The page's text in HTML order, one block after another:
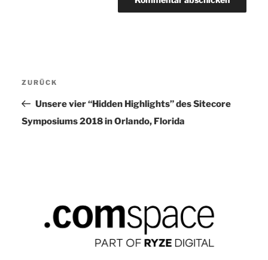
Vorheriger
Beitrag
ZURÜCK
Unsere vier “Hidden Highlights” des Sitecore
Symposiums 2018 in Orlando, Florida